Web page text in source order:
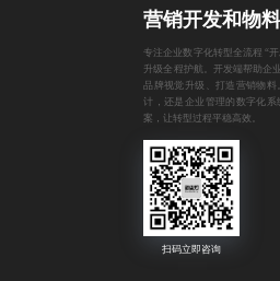
营销开发和物
专注企业数字化转型全流程 “
升级全程护航。开发端帮助企
品牌视觉升级、打造营销物
计，还是企业管理的数字化
案，让转型过程平稳高效。